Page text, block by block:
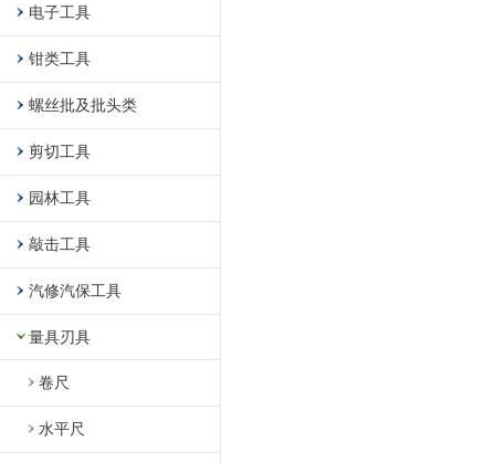
电子工具
钳类工具
螺丝批及批头类
剪切工具
园林工具
敲击工具
汽修汽保工具
量具刃具
卷尺
水平尺